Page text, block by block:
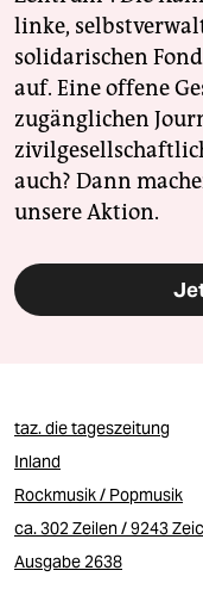
linke,
solidarischen
auf. Eine offene
zugänglichen
auch? Dann
unsere Aktion.
taz. die tageszeitung
Inland
Rockmusik / Popmusik
ca. 302 Zeilen / 9243
Ausgabe 2638